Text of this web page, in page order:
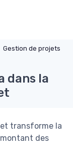
Gestion de projets
dans la
transforme la
des